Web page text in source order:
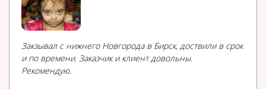
Закзывал с нижнего Новгорода в Бирск, доствили в срок
и по времени. Заказчик и клиент довольны.
Рекомендую.